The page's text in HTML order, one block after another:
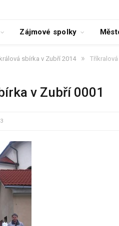
Zájmové spolky
sbírka v Zubří 2014 »
v Zubří 0001